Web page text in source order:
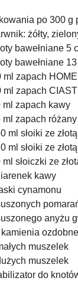
po 300 g
żółty,
bawełniane 5
bawełniane
ml zapach
ml zapach
ml zapach kawy
ml zapach różany
ml słoiki ze
ml słoiki ze
ml słoiczki ze
kawy
cynamonu
anyżu
muszelek
muszelek
do